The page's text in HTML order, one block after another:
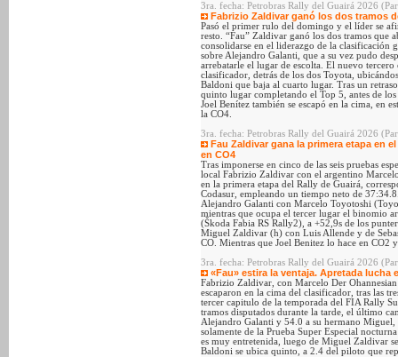
3ra. fecha: Petrobras Rally del Guairá 2026
Fabrizio Zaldivar ganó los dos tramos
Pasó el primer rulo del domingo y el líder se
resto. “Fau” Zaldivar ganó los dos tramos que
consolidarse en el liderazgo de la clasificación
sobre Alejandro Galanti, que a su vez pudo
arrebatarle el lugar de escolta. El nuevo
clasificador, detrás de los dos Toyota,
Baldoni que baja al cuarto lugar. Tras un
quinto lugar completando el Top 5, antes de
Joel Benítez también se escapó en la cima, en
la CO4.
3ra. fecha: Petrobras Rally del Guairá 2026
Fau Zaldivar gana la primera etapa en
en CO4
Tras imponerse en cinco de las seis pruebas
local Fabrizio Zaldivar con el argentino
en la primera etapa del Rally de Guairá,
Codasur, empleando un tiempo neto de
Alejandro Galanti con Marcelo Toyotoshi
mientras que ocupa el tercer lugar el binomio
(Škoda Fabia RS Rally2), a +52,9s de los
Miguel Zaldivar (h) con Luis Allende y de
CO. Mientras que Joel Benitez lo hace en CO2
3ra. fecha: Petrobras Rally del Guairá 2026
«Fau» estira la ventaja. Apretada lucha
Fabrizio Zaldivar, con Marcelo Der
escaparon en la cima del clasificador, tras las
tercer capitulo de la temporada del FIA Rally
tramos disputados durante la tarde, el último
Alejandro Galanti y 54.0 a su hermano
solamente de la Prueba Super Especial
es muy entretenida, luego de Miguel Zaldivar
Baldoni se ubica quinto, a 2.4 del piloto que